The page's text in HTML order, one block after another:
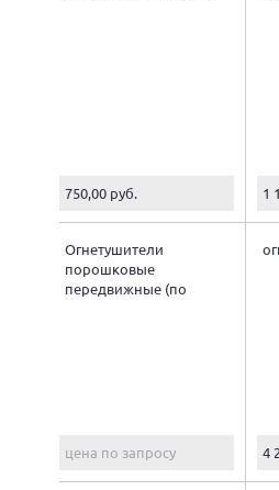
750,00 руб. 1
Огнетушители
порошковые
передвижные (по
цена по запросу 4